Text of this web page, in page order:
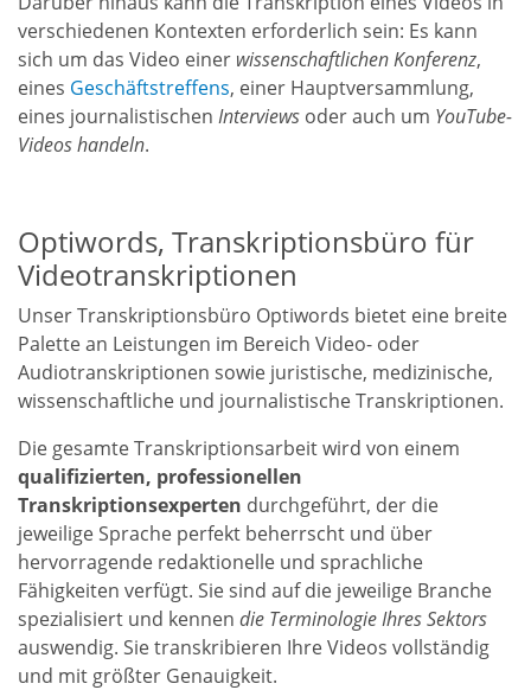
verschiedenen Kontexten erforderlich sein: Es kann
sich um das Video einer wissenschaftlichen Konferenz,
eines Geschäftstreffens, einer Hauptversammlung,
eines journalistischen Interviews oder auch um YouTube-
Videoshandeln.
Optiwords, Transkriptionsbüro für
Videotranskriptionen
Unser Transkriptionsbüro Optiwords bietet eine breite
Palette an Leistungen im Bereich Video- oder
Audiotranskriptionen sowie juristische, medizinische,
wissenschaftliche und journalistische Transkriptionen.
Die gesamte Transkriptionsarbeit wird von einem
qualifizierten, professionellen
Transkriptionsexperten durchgeführt, der die
jeweilige Sprache perfekt beherrscht und über
hervorragende redaktionelle und sprachliche
Fähigkeiten verfügt. Sie sind auf die jeweilige Branche
spezialisiert und kennen die Terminologie Ihres Sektors
auswendig. Sie transkribieren Ihre Videos vollständig
und mit größter Genauigkeit.